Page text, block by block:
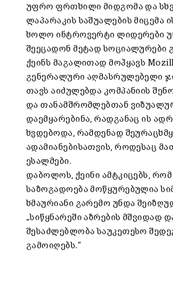
უფრო ფრთხილი მიდგომა და
ლაპარაკის საშუალების მიცემა
ხოლო ინტროვერტი ლიდერები
შეეცადონ მეტად სოციალურები
ქეინს მაგალითად მოჰყავს
გენერალური აღმასრულებელი
თავს აიძულებდა კომპანიის
და თანამშრომლებთან
დაემყარებინა, რადგანაც ის
ხვდებოდა, რამდენად
ადამიანებისათვის, როდესაც
ესალმები.
დაბოლოს, ქეინი ამტკიცებს, რომ
საზოგადოება მოწყურებულია
ხმაურიანი გარემო უნდა
„სიწყნარეში აზრების მშვიდად
შესაძლებლობა საუკეთესო
გამოიღებს.”